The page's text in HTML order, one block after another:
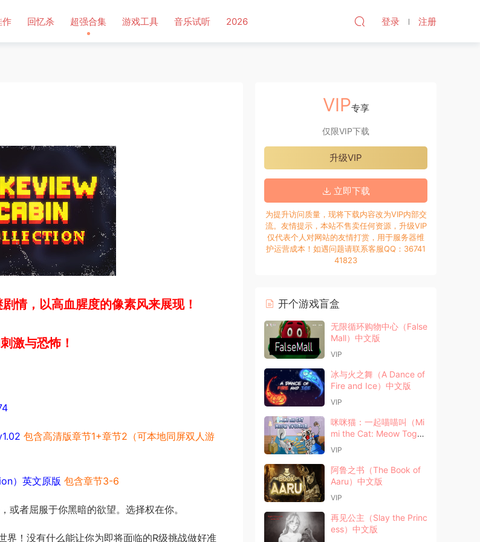
作 回忆杀 超强合集 游戏工具 音乐试听 2026 登录 注册
情，以高血腥度的像素风来展现！
激与恐怖！
包含高清版章节1+章节2（可本地同屏双人游
）英文原版 包含章节3-6
或者屈服于你黑暗的欲望。选择权在你。
界！没有什么能让你为即将面临的R级挑战做好准
VIP专享
仅限VIP下载
升级VIP
立即下载
为提升访问质量，现将下载内容改为VIP内部交
流。友情提示，本站不售卖任何资源，升级VIP
仅代表个人对网站的友情打赏，用于服务器维
护运营成本！如遇问题请联系客服QQ：36741
41823
开个游戏盲盒
无限循环购物中心（False
Mall）中文版
VIP
冰与火之舞（A Dance of
Fire and Ice）中文版
VIP
咪咪猫：一起喵喵叫（Mi
mi the Cat: Meow Toget
her）中文版
VIP
阿鲁之书（The Book of
Aaru）中文版
VIP
再见公主（Slay the Princ
ess）中文版